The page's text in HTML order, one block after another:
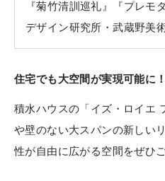
『菊竹清訓巡礼』『プレモ
デザイン研究所・武蔵野美
住宅でも大空間が実現可能に！
積水ハウスの「イズ・ロイエ
や壁のない大スパンの新しい
性が自由に広がる空間をぜひ